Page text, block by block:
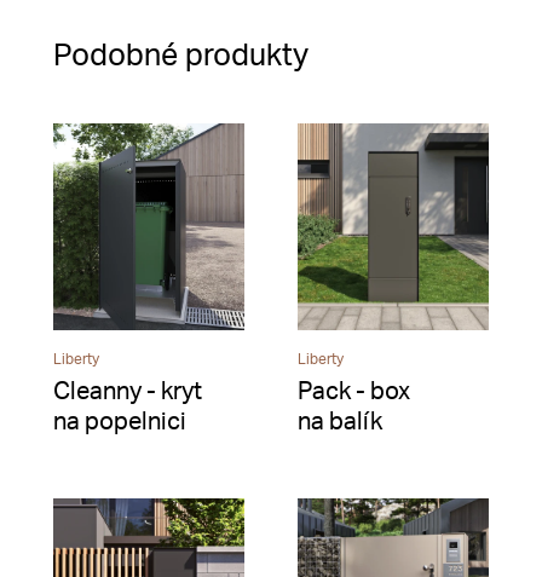
Podobné produkty
Liberty
Cleanny - kryt
na popelnici
Liberty
Pack - box
na balík